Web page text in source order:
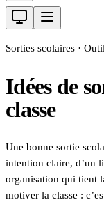
Sorties scolaires ·
Idées de
classe
Une bonne sortie
intention claire, d’un
organisation qui tient
motiver la classe :